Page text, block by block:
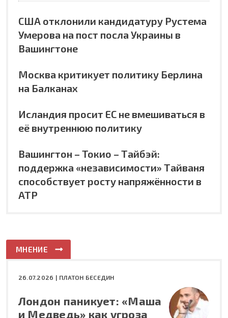
США отклонили кандидатуру Рустема
Умерова на пост посла Украины в
Вашингтоне
Москва критикует политику Берлина
на Балканах
Исландия просит ЕС не вмешиваться в
её внутреннюю политику
Вашингтон – Токио – Тайбэй:
поддержка «независимости» Тайваня
способствует росту напряжённости в
АТР
МНЕНИЕ
26.07.2026 | ПЛАТОН БЕСЕДИН
Лондон паникует: «Маша
и Медведь» как угроза